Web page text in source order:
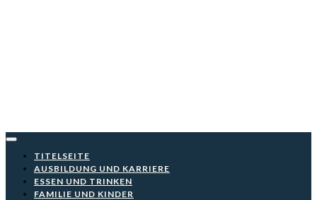
TITELSEITE
AUSBILDUNG UND KARRIERE
ESSEN UND TRINKEN
FAMILIE UND KINDER